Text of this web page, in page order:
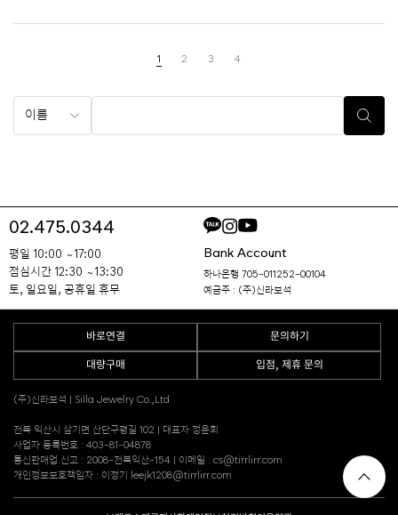
1 2 3 4
02.475.0344
평일 10:00 ~ 17:00
점심시간 12:30 ~ 13:30
토, 일요일, 공휴일 휴무
Bank Account
하나은행 705-011252-00104
예금주 : (주)신라보석
바로연결 문의하기
대량구매 입점, 제휴 문의
(주)신라보석 | Silla Jewelry Co.,Ltd
전북 익산시 삼기면 산단구평길 102 | 대표자 정윤희
사업자 등록번호 : 403-81-04878
통신판매업 신고 : 2008-전북익산-154 | 이메일 : cs@tirrlirr.com
개인정보보호책임자 : 이정기 leejk1208@tirrlirr.com